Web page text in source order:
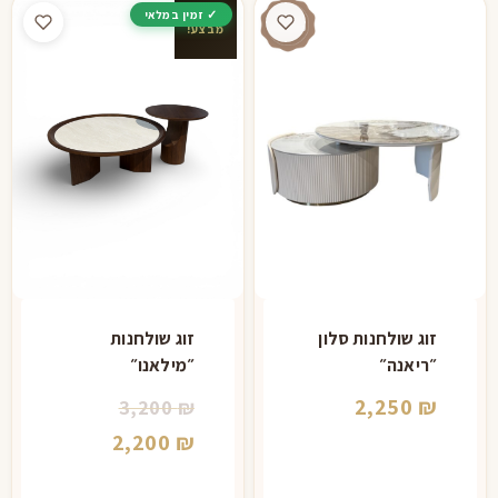
זוג שולחנות סלון
״ריאנה״
2,250 ₪
מבצע!
זוג שולחנות
״מילאנו״
3,200₪
המחיר
המקורי2,200 ₪